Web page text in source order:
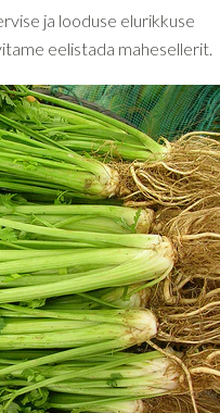
ja looduse elurikkuse
eelistada mahesellerit.